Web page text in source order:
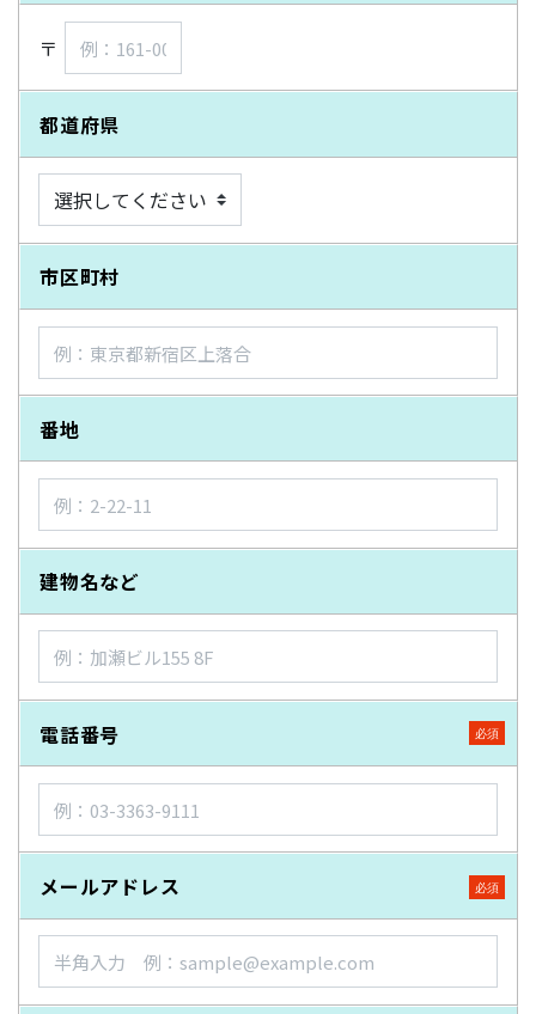
〒
都道府県
市区町村
番地
建物名など
電話番号
メールアドレス